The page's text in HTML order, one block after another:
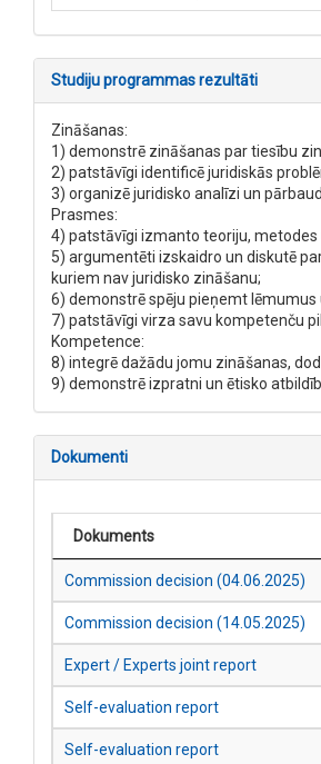
Studiju programmas rezultāti
Zināšanas:
1) demonstrē zināšanas par tiesību
2) patstāvīgi identificē juridiskās
3) organizē juridisko analīzi un
Prasmes:
4) patstāvīgi izmanto teoriju, metodes
5) argumentēti izskaidro un diskutē
kuriem nav juridisko zināšanu;
6) demonstrē spēju pieņemt
7) patstāvīgi virza savu kompetenču
Kompetence:
8) integrē dažādu jomu zināšanas,
9) demonstrē izpratni un ētisko
Dokumenti
Dokuments
Commission decision (04.06.2025)
Commission decision (14.05.2025)
Expert / Experts joint report
Self-evaluation report
Self-evaluation report